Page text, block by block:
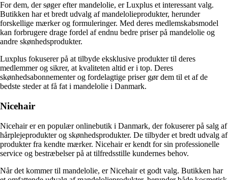
For dem, der søger efter mandelolie, er Luxplus et interessant valg.
Butikken har et bredt udvalg af mandelolieprodukter, herunder
forskellige mærker og formuleringer. Med deres medlemskabsmodel
kan forbrugere drage fordel af endnu bedre priser på mandelolie og
andre skønhedsprodukter.
Luxplus fokuserer på at tilbyde eksklusive produkter til deres
medlemmer og sikrer, at kvaliteten altid er i top. Deres
skønhedsabonnementer og fordelagtige priser gør dem til et af de
bedste steder at få fat i mandelolie i Danmark.
Nicehair
Nicehair er en populær onlinebutik i Danmark, der fokuserer på salg af
hårplejeprodukter og skønhedsprodukter. De tilbyder et bredt udvalg af
produkter fra kendte mærker. Nicehair er kendt for sin professionelle
service og bestræbelser på at tilfredsstille kundernes behov.
Når det kommer til mandelolie, er Nicehair et godt valg. Butikken har